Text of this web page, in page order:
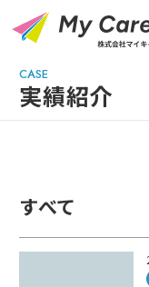
CASE
実績紹介
すべて